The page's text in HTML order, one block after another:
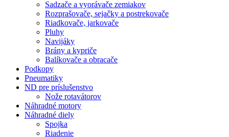
Sadzače a vyorávače zemiakov
Rozprašovače, sejačky a postrekovače
Riadkovače, jarkovače
Pluhy
Navijáky
Brány a kypriče
Balíkovače a obracače
Podkopy
Pneumatiky
ND pre príslušenstvo
Nože rotavátorov
Náhradné motory
Náhradné diely
Spojka
Riadenie